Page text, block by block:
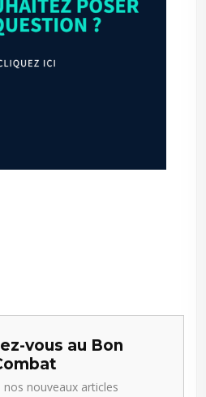
vous au Bon
nos nouveaux articles